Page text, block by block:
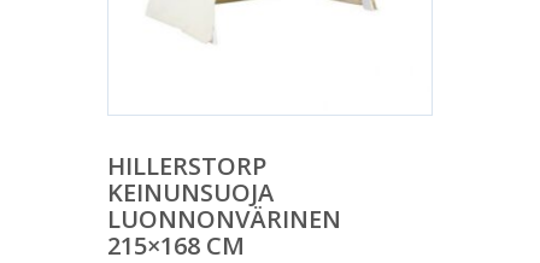
HILLERSTORP
KEINUNSUOJA
LUONNONVÄRINEN
215×168 CM